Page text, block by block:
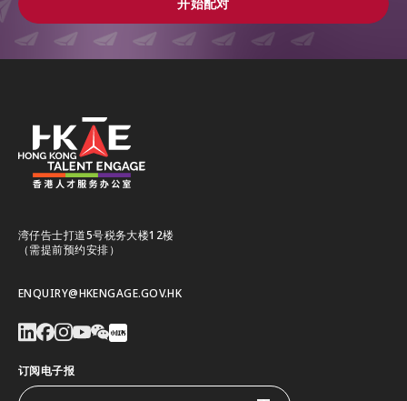
湾仔告士打道5号税务大楼12楼
（需提前预约安排）
ENQUIRY@HKENGAGE.GOV.HK
订阅电子报